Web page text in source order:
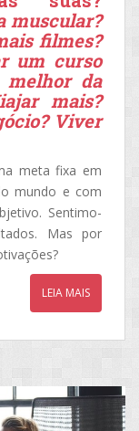
muscular?
filmes?
um curso
melhor da
mais?
Viver
meta fixa em
mundo e com
Sentimo-
Mas por
LEIA MAIS